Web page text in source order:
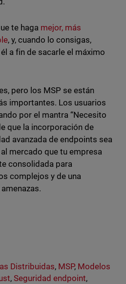
te haga mejor, más
, y, cuando lo consigas,
a fin de sacarle el máximo
pero los MSP se están
importantes. Los usuarios
por el mantra “Necesito
que la incorporación de
avanzada de endpoints sea
mercado que tu empresa
consolidada para
complejos y de una
Distribuidas, MSP, Modelos
, Seguridad endpoint,